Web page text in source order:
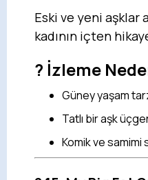
Eski ve yeni aşklar
kadının içten
? İzleme
Güney yaşam
Tatlı bir aşk
Komik ve samimi